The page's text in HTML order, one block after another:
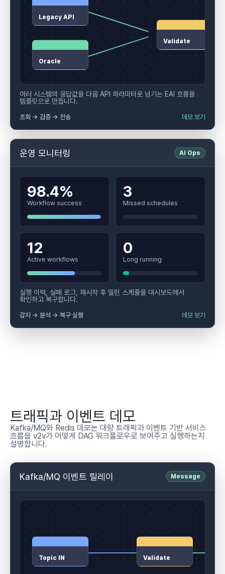
Legacy API
Oracle
Validate
여러 시스템의 응답값을 다음 API 파라미터로 넘기는 EAI 흐름을
템플릿으로 만듭니다.
조회 → 검증 → 전송 데모 보기
운영 모니터링 AI Ops
98.4%
Workflow success
3
Missed schedules
12
Active workflows
0
Long running
실행 이력, 실패 로그, 재시작 후 밀린 스케줄을 대시보드에서
확인하고 복구합니다.
감지 → 분석 → 복구 실행 데모 보기
트래픽과 이벤트 데모
Kafka/MQ와 Redis 데모는 대량 트래픽과 이벤트 기반 서비스
흐름을 v2v가 어떻게 DAG 워크플로우로 보여주고 실행하는지
설명합니다.
Kafka/MQ 이벤트 릴레이 Message
Topic IN Validate